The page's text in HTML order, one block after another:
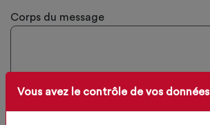
Vous avez le contrôle de vos données
Corps du message